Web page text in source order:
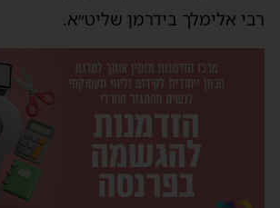
רבי אלימלך בידרמן שליט״א.